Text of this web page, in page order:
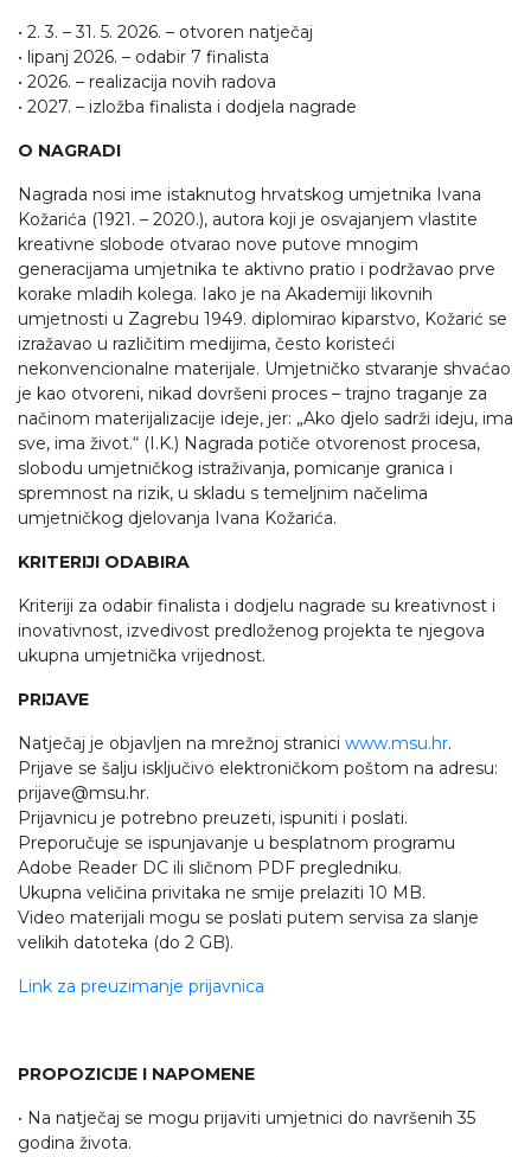
• 2. 3. – 31. 5. 2026. – otvoren natječaj
• lipanj 2026. – odabir 7 finalista
• 2026. – realizacija novih radova
• 2027. – izložba finalista i dodjela nagrade
O NAGRADI
Nagrada nosi ime istaknutog hrvatskog umjetnika Ivana
Kožarića (1921. – 2020.), autora koji je osvajanjem vlastite
kreativne slobode otvarao nove putove mnogim
generacijama umjetnika te aktivno pratio i podržavao prve
korake mladih kolega. Iako je na Akademiji likovnih
umjetnosti u Zagrebu 1949. diplomirao kiparstvo, Kožarić se
izražavao u različitim medijima, često koristeći
nekonvencionalne materijale. Umjetničko stvaranje shvaćao
je kao otvoreni, nikad dovršeni proces – trajno traganje za
načinom materijalizacije ideje, jer: „Ako djelo sadrži ideju, ima
sve, ima život.“ (I.K.) Nagrada potiče otvorenost procesa,
slobodu umjetničkog istraživanja, pomicanje granica i
spremnost na rizik, u skladu s temeljnim načelima
umjetničkog djelovanja Ivana Kožarića.
KRITERIJI ODABIRA
Kriteriji za odabir finalista i dodjelu nagrade su kreativnost i
inovativnost, izvedivost predloženog projekta te njegova
ukupna umjetnička vrijednost.
PRIJAVE
Natječaj je objavljen na mrežnoj stranici www.msu.hr.
Prijave se šalju isključivo elektroničkom poštom na adresu:
prijave@msu.hr.
Prijavnicu je potrebno preuzeti, ispuniti i poslati.
Preporučuje se ispunjavanje u besplatnom programu
Adobe Reader DC ili sličnom PDF pregledniku.
Ukupna veličina privitaka ne smije prelaziti 10 MB.
Video materijali mogu se poslati putem servisa za slanje
velikih datoteka (do 2 GB).
Link za preuzimanje prijavnica
PROPOZICIJE I NAPOMENE
• Na natječaj se mogu prijaviti umjetnici do navršenih 35
godina života.